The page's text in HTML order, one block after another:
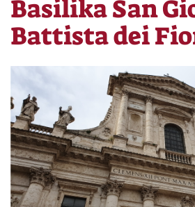
Basilika San
Battista dei